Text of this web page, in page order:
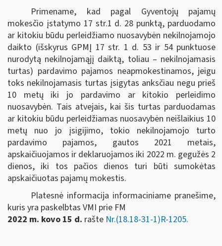
Primename, kad pagal Gyventojų pajamų
mokesčio įstatymo 17 str.1 d. 28 punktą, parduodamo
ar kitokiu būdu perleidžiamo nuosavybėn nekilnojamojo
daikto (išskyrus GPMĮ 17 str. 1 d. 53 ir 54 punktuose
nurodytą nekilnojamąjį daiktą, toliau ‒ nekilnojamasis
turtas) pardavimo pajamos neapmokestinamos, jeigu
toks nekilnojamasis turtas įsigytas anksčiau negu prieš
10 metų iki jo pardavimo ar kitokio perleidimo
nuosavybėn. Tais atvejais, kai šis turtas parduodamas
ar kitokiu būdu perleidžiamas nuosavybėn neišlaikius 10
metų nuo jo įsigijimo, tokio nekilnojamojo turto
pardavimo pajamos, gautos 2021 metais,
apskaičiuojamos ir deklaruojamos iki 2022 m. gegužės 2
dienos, iki tos pačios dienos turi būti sumokėtas
apskaičiuotas pajamų mokestis.
Platesnė informacija informaciniame pranešime,
kuris yra paskelbtas VMI prie FM
2022 m. kovo 15 d. rašte Nr.(18.18-31-1)R-1205.